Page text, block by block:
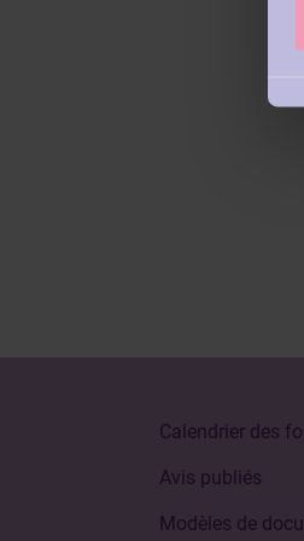
Calendrier des
Avis publiés
Modèles de